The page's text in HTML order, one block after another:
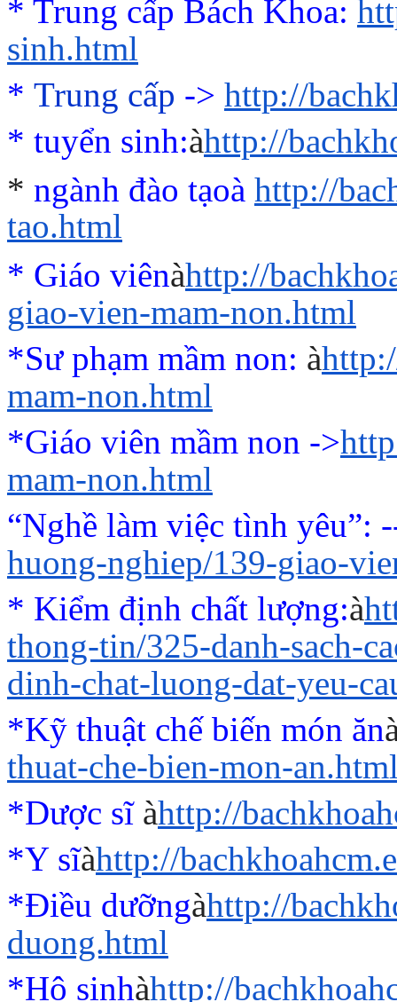
* Trung cấp Bách Khoa:
sinh.html
* Trung cấp -> http://
* tuyển sinh:àhttp://
* ngành đào tạoà http://
tao.html
* Giáo viênàhttp://
giao-vien-mam-non.html
*Sư phạm mầm non: à
mam-non.html
*Giáo viên mầm non ->
mam-non.html
“Nghề làm việc tình yêu”:
huong-nghiep/139-giao-
* Kiểm định chất lượng:à
thong-tin/325-danh-sach-
dinh-chat-luong-dat-yeu-
*Kỹ thuật chế biến món ăn
thuat-che-bien-mon-
*Dược sĩ àhttp://
*Y sĩàhttp://
*Điều dưỡngàhttp://
duong.html
*Hộ sinhàhttp://